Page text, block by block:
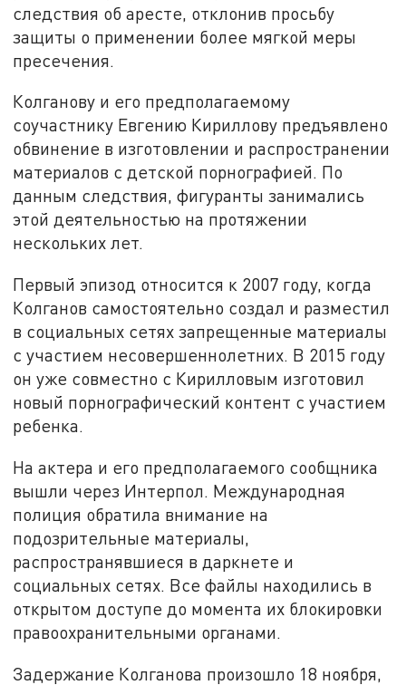
следствия об аресте, отклонив просьбу
защиты о применении более мягкой меры
пресечения.
Колганову и его предполагаемому
соучастнику Евгению Кириллову предъявлено
обвинение в изготовлении и распространении
материалов с детской порнографией. По
данным следствия, фигуранты занимались
этой деятельностью на протяжении
нескольких лет.
Первый эпизод относится к 2007 году, когда
Колганов самостоятельно создал и разместил
в социальных сетях запрещенные материалы
с участием несовершеннолетних. В 2015 году
он уже совместно с Кирилловым изготовил
новый порнографический контент с участием
ребенка.
На актера и его предполагаемого сообщника
вышли через Интерпол. Международная
полиция обратила внимание на
подозрительные материалы,
распространявшиеся в даркнете и
социальных сетях. Все файлы находились в
открытом доступе до момента их блокировки
правоохранительными органами.
Задержание Колганова произошло 18 ноября,